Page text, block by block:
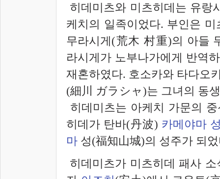
히데미츠와 미츠히데는 유랑
케치의 일족이었다. 부인은
무라시게(荒木 村重)의 아들
라시게가 노부나가에게 반역
재혼하였다. 호소카와 타다오
(細川 ガラシャ)는 그녀의 동
히데미츠는 아케치 가문의
히데가 탄바(丹波) 카메야마
마 성(福知山城)의 성주가 되
히데미츠가 미츠히데 패사